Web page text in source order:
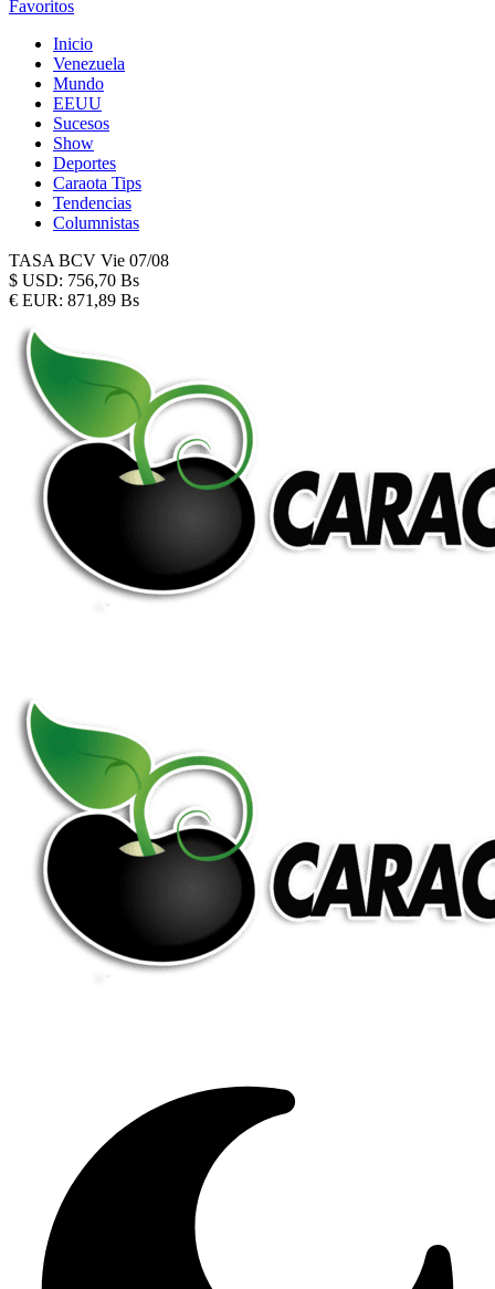
Favoritos
Inicio
Venezuela
Mundo
EEUU
Sucesos
Show
Deportes
Caraota Tips
Tendencias
Columnistas
TASA BCV Vie 07/08
$ USD: 756,70 Bs
€ EUR: 871,89 Bs